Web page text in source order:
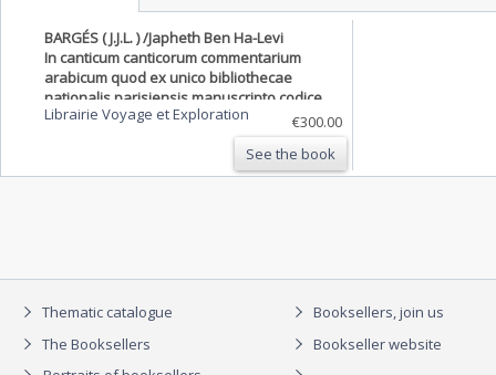
BARGÉS ( J.J.L. ) /Japheth Ben Ha-Levi
In canticum canticorum commentarium
arabicum quod ex unico bibliothecae
nationalis parisiensis manuscripto codice
in lucem edidit atque in linguam latinam
Librairie Voyage et Exploration
€300.00
See the book
Thematic catalogue
The Booksellers
Booksellers, join us
Bookseller website